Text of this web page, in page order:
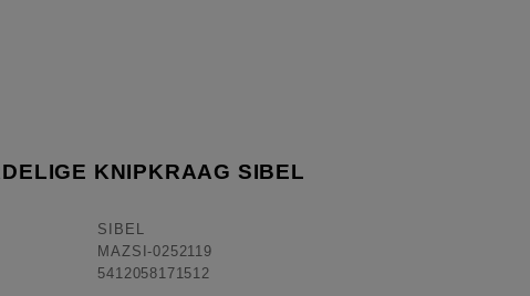
KNIPKRAAG SIBEL
SIBEL
MAZSI-0252119
5412058171512